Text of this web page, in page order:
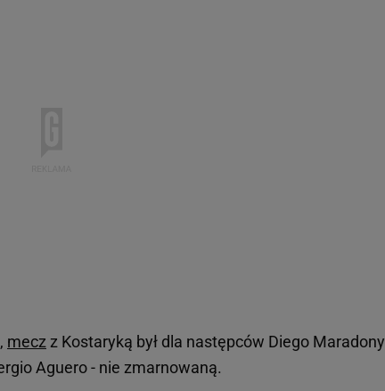
mecz z Kostaryką był dla następców Diego Maradony
Aguero - nie zmarnowaną.